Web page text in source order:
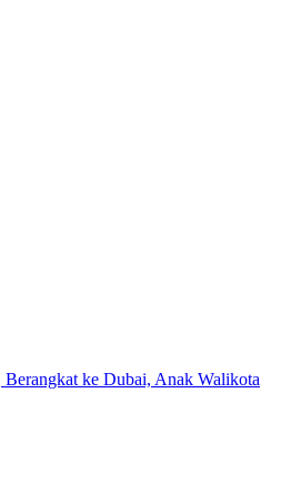
Berangkat ke Dubai, Anak Walikota